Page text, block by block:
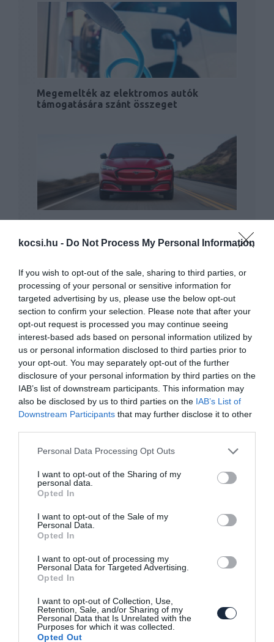
kocsi.hu - Do Not Process My Personal Information
If you wish to opt-out of the sale, sharing to third parties, or
processing of your personal or sensitive information for
targeted advertising by us, please use the below opt-out
section to confirm your selection. Please note that after your
opt-out request is processed you may continue seeing
interest-based ads based on personal information utilized by
us or personal information disclosed to third parties prior to
your opt-out. You may separately opt-out of the further
disclosure of your personal information by third parties on the
IAB’s list of downstream participants. This information may
also be disclosed by us to third parties on the IAB’s List of
Downstream Participants that may further disclose it to other
Please note that this website/app uses one or more Google
not limited to your visit or usage behaviour. You may click to
grant or deny consent to Google and its third-party tags to
use your data for below specified purposes in below Google
consent section.
Personal Data Processing Opt Outs
I want to opt-out of the Sharing of my
personal data.
Opted In
I want to opt-out of the Sale of my
Personal Data.
Opted In
I want to opt-out of processing my
Personal Data for Targeted Advertising.
Opted In
I want to opt-out of Collection, Use,
Retention, Sale, and/or Sharing of my
Personal Data that Is Unrelated with the
Purposes for which it was collected.
Opted Out
Megemelték az elektromos autók
támogatására szánt összeget
elektromos…
Növelte az elektromos fejlesztésre
elkülönített…
Tesla, már állami támogatásra is
A Mercedes is elkezdte az átállást az
elektromos jövőre